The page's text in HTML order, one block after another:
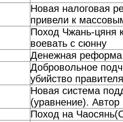
Новая налоговая
привели к
Поход Чжань-цяня
воевать с сюнну
Денежная
Добровольное
убийство
Новая система
(уравнение).
Поход на